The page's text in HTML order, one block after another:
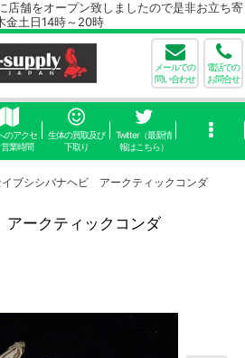
ープン致しましたので是非お立ち寄
土日14時～20時
メールでの
問い合わせ
電話での
お問合せ
のアクセ
業時間
生体の買取及び
下取り
Twitter（最新情
報はこちら）
イブシシバナヘビ アークティックコンダ
ークティックコンダ